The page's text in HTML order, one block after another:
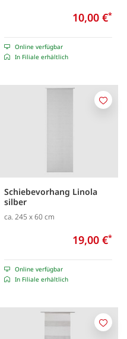
10,00 €*
Online verfügbar
In Filiale erhältlich
Schiebevorhang Linola
silber
ca. 245 x 60 cm
19,00 €*
Online verfügbar
In Filiale erhältlich